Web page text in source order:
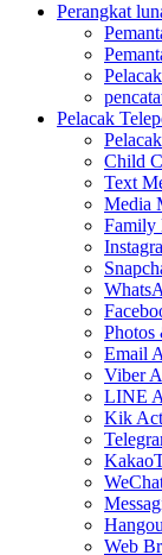
Perangkat
Pelacak
Child
Text
Media
Family
Email
Viber
LINE
Kik
Web